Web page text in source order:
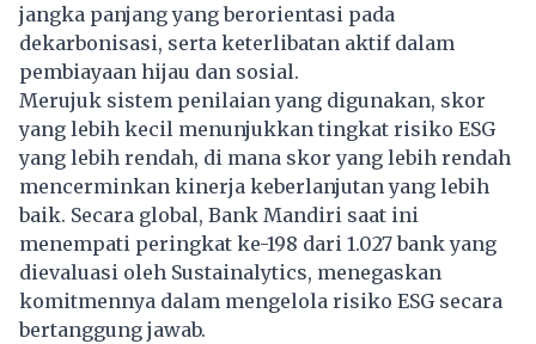
jangka panjang yang berorientasi pada
dekarbonisasi, serta keterlibatan aktif dalam
pembiayaan hijau dan sosial.
Merujuk sistem penilaian yang digunakan, skor
yang lebih kecil menunjukkan tingkat risiko ESG
yang lebih rendah, di mana skor yang lebih rendah
mencerminkan kinerja keberlanjutan yang lebih
baik. Secara global, Bank Mandiri saat ini
menempati peringkat ke-198 dari 1.027 bank yang
dievaluasi oleh Sustainalytics, menegaskan
komitmennya dalam mengelola risiko ESG secara
bertanggung jawab.